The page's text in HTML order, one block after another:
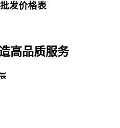
发价格表
高品质服务